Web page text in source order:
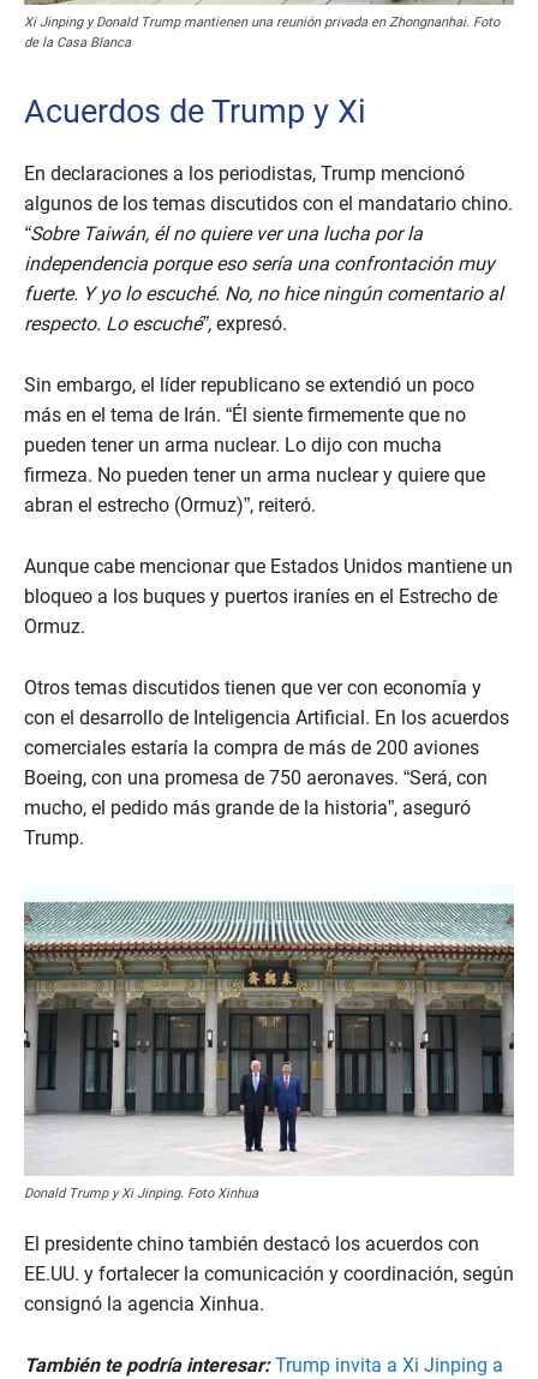
Xi Jinping y Donald Trump mantienen una reunión privada en Zhongnanhai. Foto
de la Casa Blanca
Acuerdos de Trump y Xi
En declaraciones a los periodistas, Trump mencionó
algunos de los temas discutidos con el mandatario chino.
“Sobre Taiwán, él no quiere ver una lucha por la
independencia porque eso sería una confrontación muy
fuerte. Y yo lo escuché. No, no hice ningún comentario al
respecto. Lo escuché”, expresó.
Sin embargo, el líder republicano se extendió un poco
más en el tema de Irán. “Él siente firmemente que no
pueden tener un arma nuclear. Lo dijo con mucha
firmeza. No pueden tener un arma nuclear y quiere que
abran el estrecho (Ormuz)”, reiteró.
Aunque cabe mencionar que Estados Unidos mantiene un
bloqueo a los buques y puertos iraníes en el Estrecho de
Ormuz.
Otros temas discutidos tienen que ver con economía y
con el desarrollo de Inteligencia Artificial. En los acuerdos
comerciales estaría la compra de más de 200 aviones
Boeing, con una promesa de 750 aeronaves. “Será, con
mucho, el pedido más grande de la historia”, aseguró
Trump.
Donald Trump y Xi Jinping. Foto Xinhua
El presidente chino también destacó los acuerdos con
EE.UU. y fortalecer la comunicación y coordinación, según
consignó la agencia Xinhua.
También te podría interesar: Trump invita a Xi Jinping a